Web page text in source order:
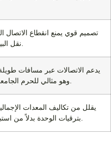
تصميم قوي يمنع انقطاع
يدعم الاتصالات عبر مسافات
يقلل من تكاليف المعدات